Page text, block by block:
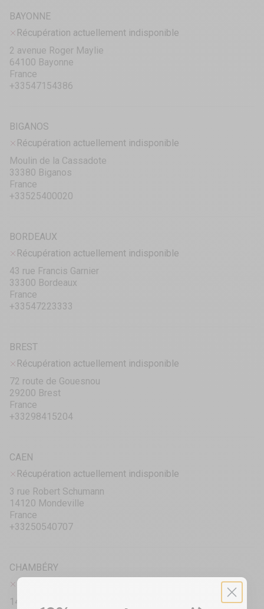
BAYONNE
Récupération actuellement indisponible
2 avenue Roger Maylie
64100 Bayonne
France
+33547154386
BIGANOS
Récupération actuellement indisponible
Moulin de la Cassadote
33380 Biganos
France
+33525400020
BORDEAUX
Récupération actuellement indisponible
43 rue Francis Garnier
33300 Bordeaux
France
+33547223333
BREST
Récupération actuellement indisponible
72 route de Gouesnou
29200 Brest
France
+33298415204
CAEN
Récupération actuellement indisponible
3 rue Robert Schumann
14120 Mondeville
France
+33250540707
CHAMBÉRY
Récupération actuellement indisponible
1423 Avenue des Landiers